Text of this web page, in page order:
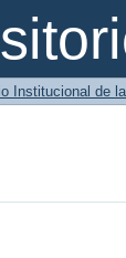
Institucional de